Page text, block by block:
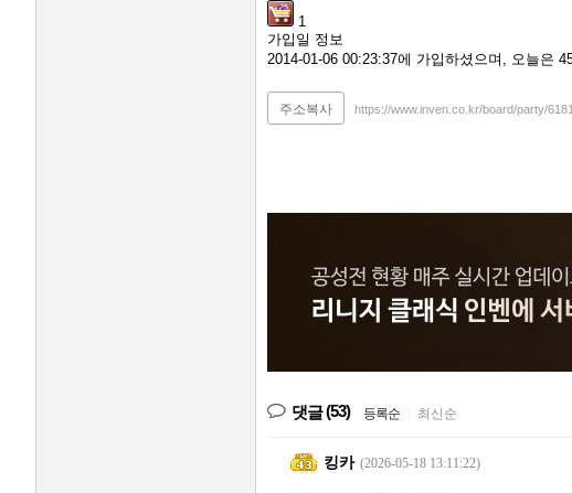
1
가입일 정보
2014-01-06 00:23:37에 가입하셨으며, 오늘은
주소복사 https://www.inven.co.kr/board/party/
댓글(53) 등록순 최신순
킹카 (2026-05-18 13:11:22)